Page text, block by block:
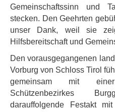
Gemeinschaftssinn und
stecken. Den Geehrten
unser Dank, weil sie
Hilfsbereitschaft und
Den vorausgegangenen
Vorburg von Schloss Tirol
gemeinsam mit
Schützenbezirkes
darauffolgende Festakt